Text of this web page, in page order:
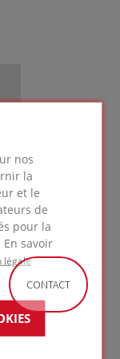
nos
la
et le
de
pour la
savoir
légale
CONTACT